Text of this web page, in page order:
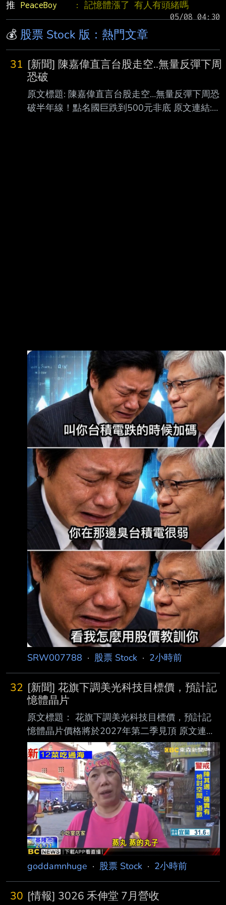
推
PeaceBoy
: 記憶體漲了 有人有頭緒嗎
💰 股票 Stock 版：熱門文章
31 [新聞] 陳嘉偉直言台股走空..無量反彈下周
恐破
原文標題: 陳嘉偉直言台股走空…無量反彈下周恐
破半年線！點名國巨跌到500元非底 原文連結:
SRW007788 · 股票 Stock · 2小時前
32 [新聞] 花旗下調美光科技目標價，預計記
憶體晶片
原文標題： 花旗下調美光科技目標價，預計記
憶體晶片價格將於2027年第二季見頂 原文連
結： https://hk.investing.com/news/stock-
market-news/article-1597646 發布時間：
2026-8-7 下午08:18 記者署名： Senad
Karaahmetovic 原文內容： 花旗銀行將美光科技
（Micron Technology）的目標股價從1,400美元
下調至1,150美元， 同時維持「買入」評級，理
由是對明年DRAM及NAND記憶體晶片定價前景
的預
goddamnhuge · 股票 Stock · 2小時前
30 [情報] 3026 禾伸堂 7月營收